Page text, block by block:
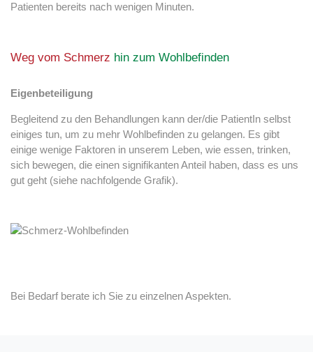
Patienten bereits nach wenigen Minuten.
Weg vom Schmerz hin zum Wohlbefinden
Eigenbeteiligung
Begleitend zu den Behandlungen kann der/die PatientIn selbst
einiges tun, um zu mehr Wohlbefinden zu gelangen. Es gibt
einige wenige Faktoren in unserem Leben, wie essen, trinken,
sich bewegen, die einen signifikanten Anteil haben, dass es uns
gut geht (siehe nachfolgende Grafik).
Bei Bedarf berate ich Sie zu einzelnen Aspekten.